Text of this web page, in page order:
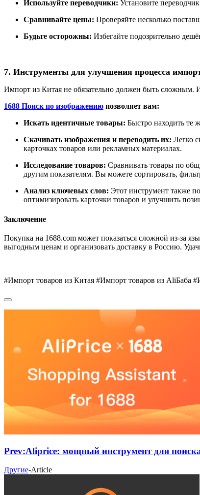
Используйте переводчики: Установите
Сравнивайте цены: Проверяйте несколько
Будьте осторожны: Избегайте подозрительно
7. Инструменты для улучшения процесса
Импорт из Китая не обязательно должен быть сложным.
1688 Поиск по изображению позволяет вам:
Искать идентичные товары: Быстро находить те
Скачивать изображения и переводить их: Легко
карточках товаров или рекламных материалах.
Исследование товаров: Сравнивать товары по
другим показателям. Вы можете сортировать,
Анализ ключевых слов: Этот инструмент также
оптимизировать карточки товаров и улучшить
Заключение
Покупка на 1688.com может показаться сложной из-за
выгодным ценам и организовать доставку в Россию.
#Импорт товаров из Китая #Импорт товаров из AliБаба
Prev:Aliprice: мощный инструмент для
Другие-Article